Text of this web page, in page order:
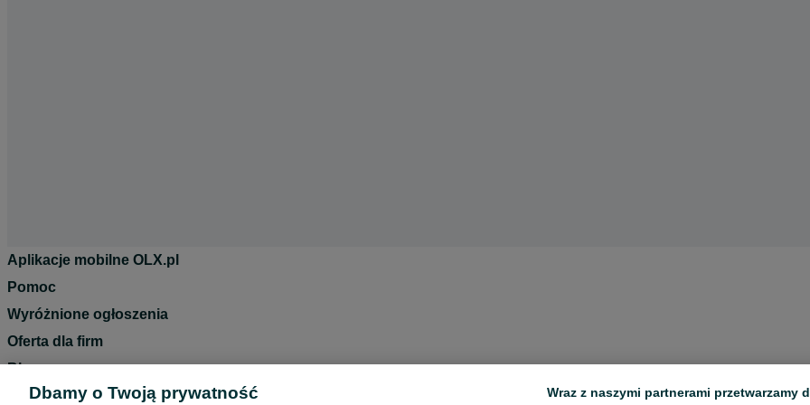
Aplikacje mobilne OLX.pl
Pomoc
Wyróżnione ogłoszenia
Oferta dla firm
Blog
Regulamin
Dbamy o Twoją prywatność Wraz z naszymi partnerami przetwarzamy